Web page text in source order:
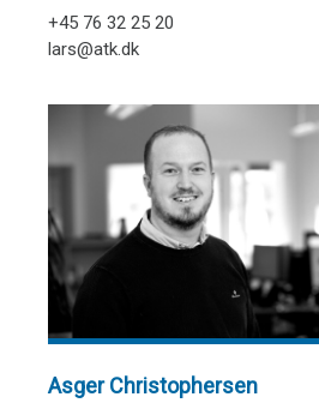
+45 76 32 25 20
lars@atk.dk
Asger Christophersen